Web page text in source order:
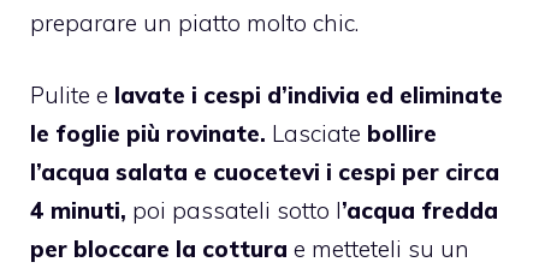
preparare un piatto molto chic.
Pulite e lavate i cespi d’indivia ed eliminate
le foglie più rovinate. Lasciate bollire
l’acqua salata e cuocetevi i cespi per circa
4 minuti, poi passateli sotto l’acqua fredda
per bloccare la cottura e metteteli su un